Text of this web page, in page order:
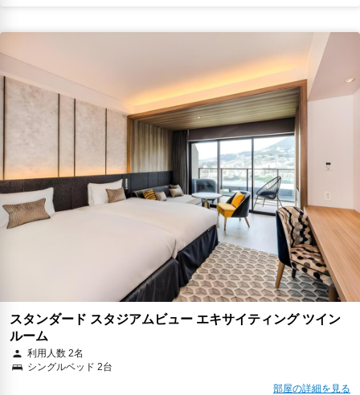
スタンダード スタジアムビュー エキサイティング ツイン
ルーム
利用人数 2名
シングルベッド 2台
部屋の詳細を見る